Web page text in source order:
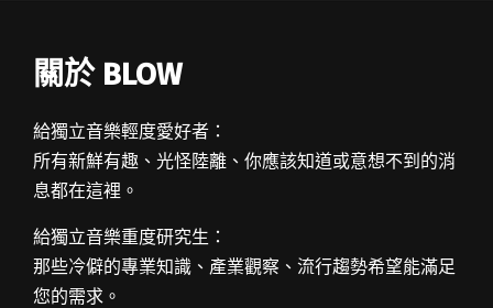
關於 BLOW
給獨立音樂輕度愛好者：
所有新鮮有趣、光怪陸離、你應該知道或意想不到的消
息都在這裡。
給獨立音樂重度研究生：
那些冷僻的專業知識、產業觀察、流行趨勢希望能滿足
您的需求。